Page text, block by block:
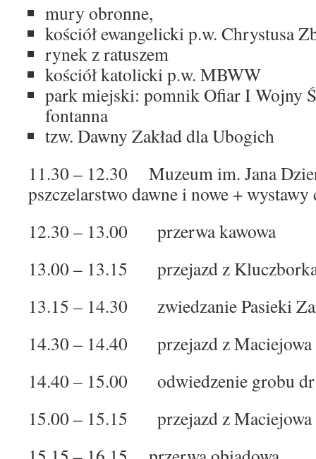
mury obronne,
kościół ewangelicki p.w. Chrystusa
rynek z ratuszem
kościół katolicki p.w. MBWW
park miejski: pomnik Ofiar I Wojny
fontanna
tzw. Dawny Zakład dla Ubogich
11.30 – 12.30 Muzeum im. Jana
pszczelarstwo dawne i nowe + wystawy
12.30 – 13.00 przerwa kawowa
13.00 – 13.15 przejazd z
13.15 – 14.30 zwiedzanie Pasieki
14.30 – 14.40 przejazd z Maciejowa
14.40 – 15.00 odwiedzenie grobu dr
15.00 – 15.15 przejazd z Maciejowa